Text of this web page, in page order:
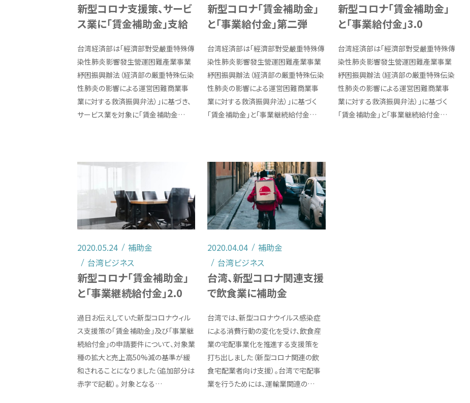
新型コロナ支援策、サービ
ス業に「賃金補助金」支給
台湾経済部は「經濟部對受嚴重特殊傳
染性肺炎影響發生營運困難產業事業
紓困振興辦法（経済部の厳重特殊伝染
性肺炎の影響による運営困難商業事
業に対する救済振興弁法）」に基づき、
サービス業を対象に「賃金補助金…
新型コロナ「賃金補助金」
と「事業給付金」第二弾
台湾経済部は「經濟部對受嚴重特殊傳
染性肺炎影響發生營運困難產業事業
紓困振興辦法（経済部の厳重特殊伝染
性肺炎の影響による運営困難商業事
業に対する救済振興弁法）」に基づく
「賃金補助金」と「事業継続給付金…
新型コロナ「賃金補助金」
と「事業給付金」3.0
台湾経済部は「經濟部對受嚴重特殊傳
染性肺炎影響發生營運困難產業事業
紓困振興辦法（経済部の厳重特殊伝染
性肺炎の影響による運営困難商業事
業に対する救済振興弁法）」に基づく
「賃金補助金」と「事業継続給付金…
2020.05.24
補助金
台湾ビジネス
新型コロナ「賃金補助金」
と「事業継続給付金」2.0
過日お伝えしていた新型コロナウィル
ス支援策の「賃金補助金」及び「事業継
続給付金」の申請要件について、対象業
種の拡大と売上高50%減の基準が緩
和されることになりました（追加部分は
赤字で記載）。 対象となる…
2020.04.04
補助金
台湾ビジネス
台湾、新型コロナ関連支援
で飲食業に補助金
台湾では、新型コロナウイルス感染症
による消費行動の変化を受け、飲食産
業の宅配事業化を推進する支援策を
打ち出しました（新型コロナ関連の飲
食宅配業者向け支援）。台湾で宅配事
業を行うためには、運輸業関連の…